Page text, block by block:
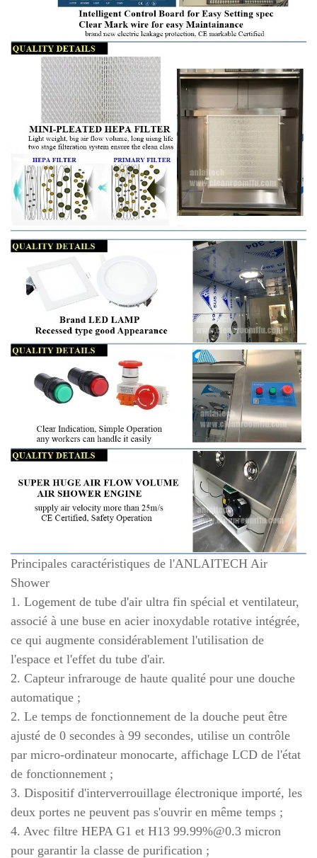
Principales caractéristiques de l'ANLAITECH Air
Shower
1. Logement de tube d'air ultra fin spécial et ventilateur,
associé à une buse en acier inoxydable rotative intégrée,
ce qui augmente considérablement l'utilisation de
l'espace et l'effet du tube d'air.
2. Capteur infrarouge de haute qualité pour une douche
automatique ;
2. Le temps de fonctionnement de la douche peut être
ajusté de 0 secondes à 99 secondes, utilise un contrôle
par micro-ordinateur monocarte, affichage LCD de l'état
de fonctionnement ;
3. Dispositif d'interverrouillage électronique importé, les
deux portes ne peuvent pas s'ouvrir en même temps ;
4. Avec filtre HEPA G1 et H13 99.99%@0.3 micron
pour garantir la classe de purification ;